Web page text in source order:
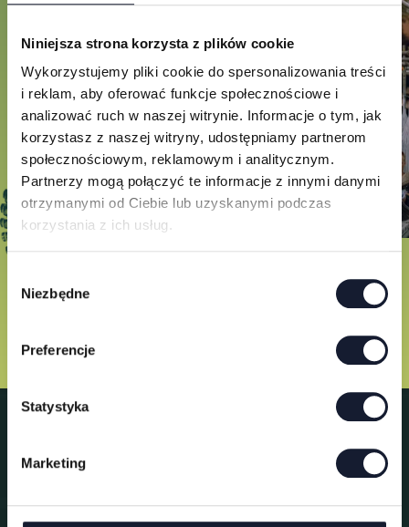
Niniejsza strona korzysta z plików cookie
Wykorzystujemy pliki cookie do spersonalizowania treści
i reklam, aby oferować funkcje społecznościowe i
analizować ruch w naszej witrynie. Informacje o tym, jak
korzystasz z naszej witryny, udostępniamy partnerom
społecznościowym, reklamowym i analitycznym.
Partnerzy mogą połączyć te informacje z innymi danymi
otrzymanymi od Ciebie lub uzyskanymi podczas
korzystania z ich usług.
Niezbędne
Preferencje
Statystyka
Marketing